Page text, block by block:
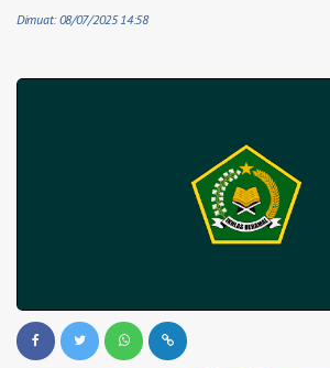
Dimuat: 08/07/2025 14:58